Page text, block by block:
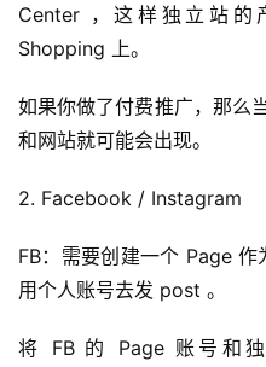
Center ，这样独立站
Shopping 上。
如果你做了付费推广，那么
和网站就可能会出现。
2. Facebook / Instagram
FB：需要创建一个 Page
用个人账号去发 post 。
将 FB 的 Page 账号和